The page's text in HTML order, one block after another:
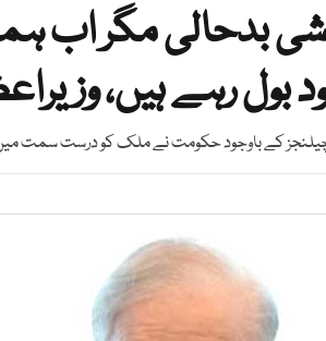
بدحالی مگر
بول رہے ہیں،
کے باوجود حکومت نے ملک کو درست سمت میں